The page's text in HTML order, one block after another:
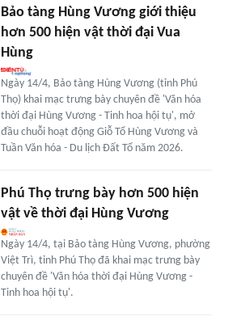
Bảo tàng Hùng Vương giới thiệu
hơn 500 hiện vật thời đại Vua
Hùng
Ngày 14/4, Bảo tàng Hùng Vương (tỉnh Phú
Thọ) khai mạc trưng bày chuyên đề 'Văn hóa
thời đại Hùng Vương - Tinh hoa hội tụ', mở
đầu chuỗi hoạt động Giỗ Tổ Hùng Vương và
Tuần Văn hóa - Du lịch Đất Tổ năm 2026.
Phú Thọ trưng bày hơn 500 hiện
vật về thời đại Hùng Vương
Ngày 14/4, tại Bảo tàng Hùng Vương, phường
Việt Trì, tỉnh Phú Thọ đã khai mạc trưng bày
chuyên đề 'Văn hóa thời đại Hùng Vương -
Tinh hoa hội tụ'.